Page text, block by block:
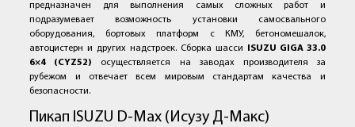
предназначен для выполнения самых сложных работ и
подразумевает возможность установки самосвального
оборудования, бортовых платформ с КМУ, бетономешалок,
автоцистерн и других надстроек. Сборка шасси
ISUZU GIGA 33.0
6×4 (CYZ52)
осуществляется на заводах производителя за
рубежом и отвечает всем мировым стандартам качества и
безопасности.
Пикап ISUZU D-Max (Исузу Д-Макс)